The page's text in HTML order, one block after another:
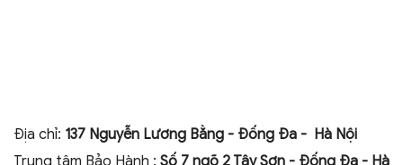
Địa chỉ: 137 Nguyễn Lương Bằng - Đống Đa - Hà Nội